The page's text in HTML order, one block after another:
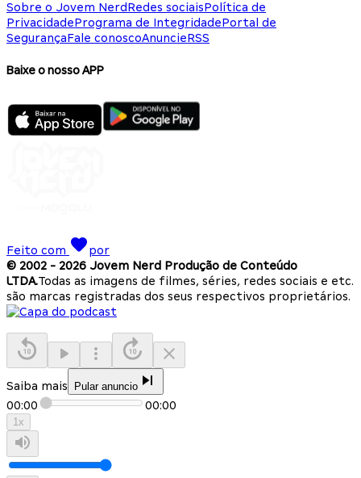
Sobre o Jovem NerdRedes sociaisPolítica de
PrivacidadePrograma de IntegridadePortal de
SegurançaFale conoscoAnuncieRSS
Baixe o nosso APP
Feito com
por
© 2002 - 2026 Jovem Nerd Produção de Conteúdo
LTDA.Todas as imagens de filmes, séries, redes sociais e etc.
são marcas registradas dos seus respectivos proprietários.
Saiba mais Pular anuncio
00:00 00:00
1x